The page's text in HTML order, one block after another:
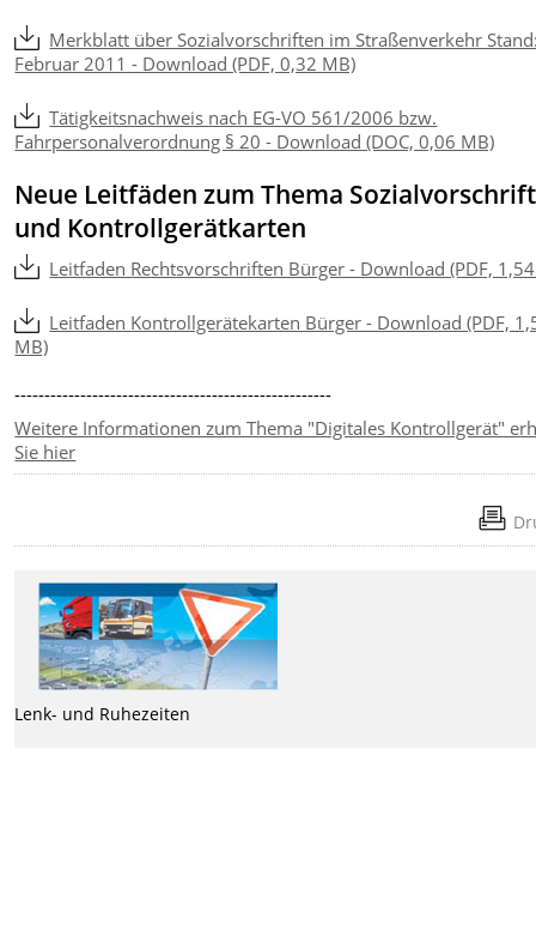
Merkblatt über Sozialvorschriften im Straßenverkehr
Februar 2011 - Download (PDF, 0,32 MB)
Tätigkeitsnachweis nach EG-VO 561/2006 bzw.
Fahrpersonalverordnung § 20 - Download (DOC, 0,06 MB)
Neue Leitfäden zum Thema
und Kontrollgerätkarten
Leitfaden Rechtsvorschriften Bürger - Download (PDF,
Leitfaden Kontrollgerätekarten Bürger - Download (PDF,
MB)
-----------------------------------------------------
Weitere Informationen zum Thema "Digitales Kontrollgerät"
Sie hier
Lenk- und Ruhezeiten